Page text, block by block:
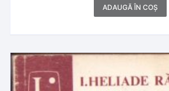
ADAUGĂ ÎN COȘ